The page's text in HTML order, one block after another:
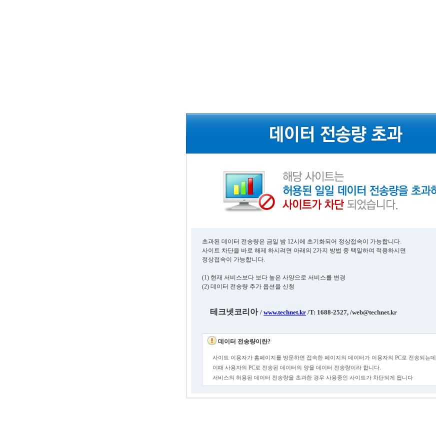
초과된 데이터 전송량은 금일 밤 12시에 초기화되어 정상접속이 가능합니다.
사이트 차단을 바로 해제 하시려면 아래의 2가지 방법 중 택일하여 적용하시면
정상접속이 가능합니다.
(1) 현재 서비스보다 보다 높은 사양으로 서비스를 변경
(2) 데이터 전송량 추가 옵션을 신청
테크넷코리아 / www.technet.kr /T: 1688-2527, /web@technet.kr
데이터 전송량이란?
사이트 이용자가 홈페이지를 방문하면 접속한 페이지의 데이터가 이용자의 PC로 전송되는데,
이때 사용자의 PC로 전송된 데이터의 양을 데이터 전송량이라 합니다.
서비스의 허용된 데이터 전송량을 초과한 경우 사용중인 사이트가 차단되게 됩니다